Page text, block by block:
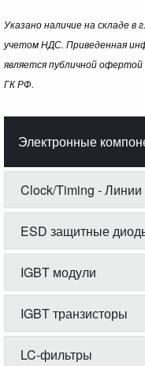
Указано наличие на складе
учетом НДС. Приведенная
является публичной
ГК РФ.
Электронные
Clock/Timing - Линии
ESD защитные
IGBT модули
IGBT транзисторы
LC-фильтры